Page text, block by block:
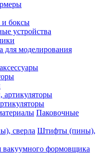
боксы
устройства
для моделирования
Паковочные
Штифты (пины),